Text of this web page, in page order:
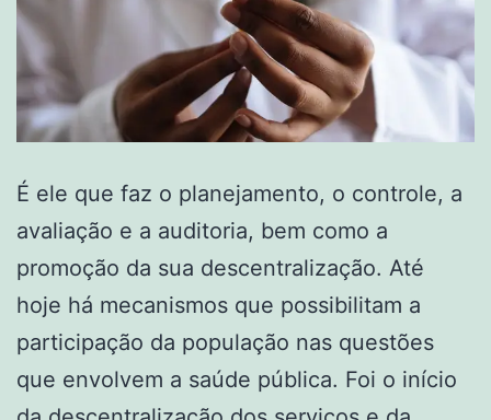
É ele que faz o planejamento, o controle, a
avaliação e a auditoria, bem como a
promoção da sua descentralização. Até
hoje há mecanismos que possibilitam a
participação da população nas questões
que envolvem a saúde pública. Foi o início